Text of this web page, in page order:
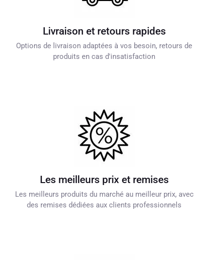
Livraison et retours rapides
Options de livraison adaptées à vos besoin, retours de
produits en cas d'insatisfaction
Les meilleurs prix et remises
Les meilleurs produits du marché au meilleur prix, avec
des remises dédiées aux clients professionnels